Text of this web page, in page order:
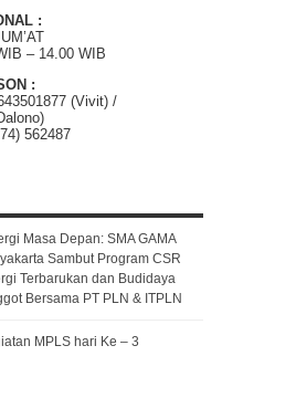
:
– 14.00 WIB
:
(Vivit) /
562487
Masa Depan: SMA GAMA
Sambut Program CSR
Terbarukan dan Budidaya
Bersama PT PLN & ITPLN
MPLS hari Ke – 3